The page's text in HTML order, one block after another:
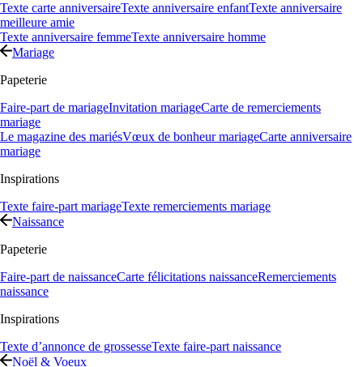
Texte carte anniversaireTexte anniversaire enfantTexte anniversaire
meilleure amie
Texte anniversaire femmeTexte anniversaire homme
Mariage
Papeterie
Faire-part de mariageInvitation mariageCarte de remerciements
mariage
Le magazine des mariésVœux de bonheur mariageCarte anniversaire
mariage
Inspirations
Texte faire-part mariageTexte remerciements mariage
Naissance
Papeterie
Faire-part de naissanceCarte félicitations naissanceRemerciements
naissance
Inspirations
Texte d’annonce de grossesseTexte faire-part naissance
Noël & Voeux